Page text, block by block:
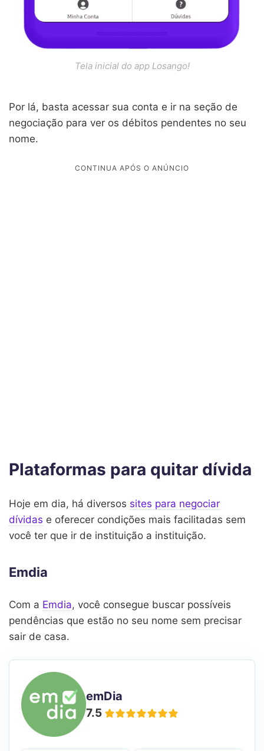
Tela inicial do app Losango!
Por lá, basta acessar sua conta e ir na seção de
negociação para ver os débitos pendentes no seu
nome.
Plataformas para quitar dívida
Hoje em dia, há diversos sites para negociar
dívidas e oferecer condições mais facilitadas sem
você ter que ir de instituição a instituição.
Emdia
Com a Emdia, você consegue buscar possíveis
pendências que estão no seu nome sem precisar
sair de casa.
emDia
7.5